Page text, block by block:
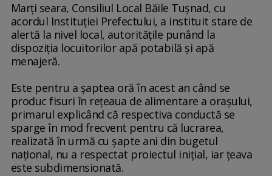
Marţi seara, Consiliul Local Băile Tuşnad, cu
acordul Instituţiei Prefectului, a instituit stare de
alertă la nivel local, autorităţile punând la
dispoziţia locuitorilor apă potabilă şi apă
menajeră.
Este pentru a şaptea oră în acest an când se
produc fisuri în reţeaua de alimentare a oraşului,
primarul explicând că respectiva conductă se
sparge în mod frecvent pentru că lucrarea,
realizată în urmă cu şapte ani din bugetul
naţional, nu a respectat proiectul iniţial, iar ţeava
este subdimensionată.